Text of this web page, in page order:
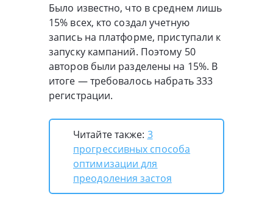
Было известно, что в среднем лишь
15% всех, кто создал учетную
запись на платформе, приступали к
запуску кампаний. Поэтому 50
авторов были разделены на 15%. В
итоге — требовалось набрать 333
регистрации.
Читайте также: 3
прогрессивных способа
оптимизации для
преодоления застоя